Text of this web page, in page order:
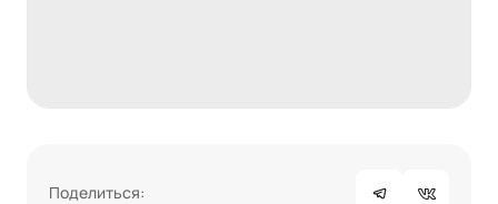
Поделиться: